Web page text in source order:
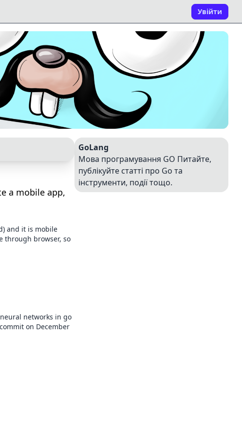
Увійти
a mobile app,
and it is mobile
through browser, so
networks in go
on December
GoLang
Мова програмування GO Питайте,
публікуйте статті про Go та
інструменти, події тощо.